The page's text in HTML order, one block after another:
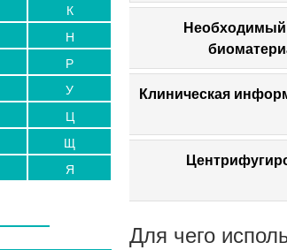
К
Н
Р
У
Ц
Щ
Я
Клиническая
Для чего